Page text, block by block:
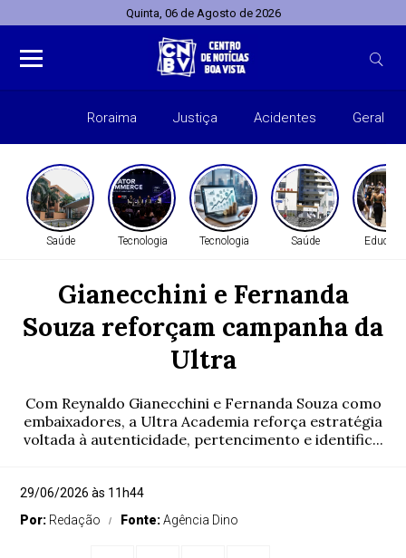
Quinta, 06 de Agosto de 2026
Roraima Justiça Acidentes Geral
Saúde Tecnologia Tecnologia Saúde
Gianecchini e Fernanda
Souza reforçam campanha da
Ultra
Com Reynaldo Gianecchini e Fernanda Souza como
embaixadores, a Ultra Academia reforça estratégia
voltada à autenticidade, pertencimento e identific...
29/06/2026 às 11h44
Por: Redação Fonte:Agência Dino